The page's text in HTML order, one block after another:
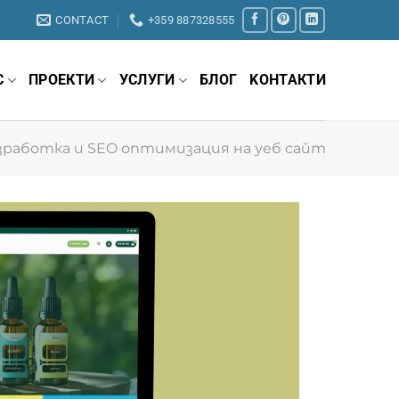
CONTACT +359 887328555
ПРОЕКТИ УСЛУГИ БЛОГ KОНТАКТИ
и SEO оптимизация на уеб сайт